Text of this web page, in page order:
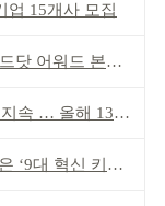
업 15개사 모집
드 본상 2개 수상
해 139억 달러 전망
혁신 키워드’